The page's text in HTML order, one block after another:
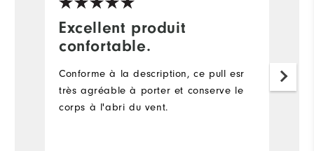
Excellent produit
confortable.
Conforme à la description, ce pull esr
très agréable à porter et conserve le
corps à l'abri du vent.